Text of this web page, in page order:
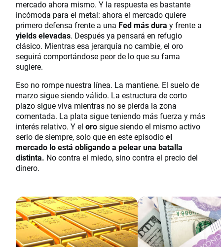
mercado ahora mismo. Y la respuesta es bastante
incómoda para el metal: ahora el mercado quiere
primero defensa frente a una Fed más dura y frente a
yields elevadas. Después ya pensará en refugio
clásico. Mientras esa jerarquía no cambie, el oro
seguirá comportándose peor de lo que su fama
sugiere.
Eso no rompe nuestra línea. La mantiene. El suelo de
marzo sigue siendo válido. La estructura de corto
plazo sigue viva mientras no se pierda la zona
comentada. La plata sigue teniendo más fuerza y más
interés relativo. Y el orosigue siendo el mismo activo
serio de siempre, solo que en este episodioel
mercado lo está obligando a pelear una batalla
distinta. No contra el miedo, sino contra el precio del
dinero.